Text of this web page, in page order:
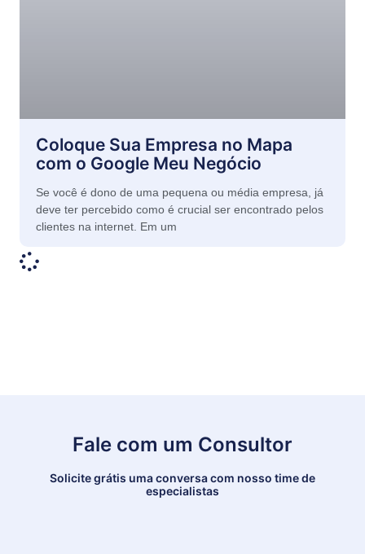
Coloque Sua Empresa no Mapa
com o Google Meu Negócio
Se você é dono de uma pequena ou média empresa, já
deve ter percebido como é crucial ser encontrado pelos
clientes na internet. Em um
Fale com um Consultor
Solicite grátis uma conversa com nosso time de
especialistas